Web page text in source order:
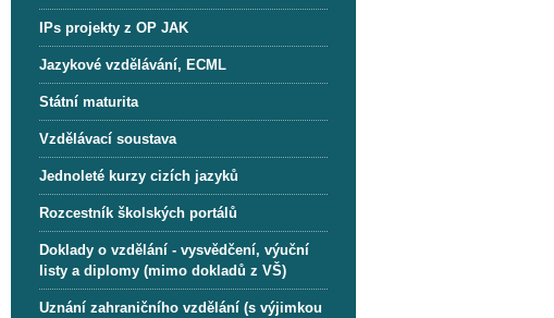
IPs projekty z OP JAK
Jazykové vzdělávání, ECML
Státní maturita
Vzdělávací soustava
Jednoleté kurzy cizích jazyků
Rozcestník školských portálů
Doklady o vzdělání - vysvědčení, výuční
listy a diplomy (mimo dokladů z VŠ)
Uznání zahraničního vzdělání (s výjimkou